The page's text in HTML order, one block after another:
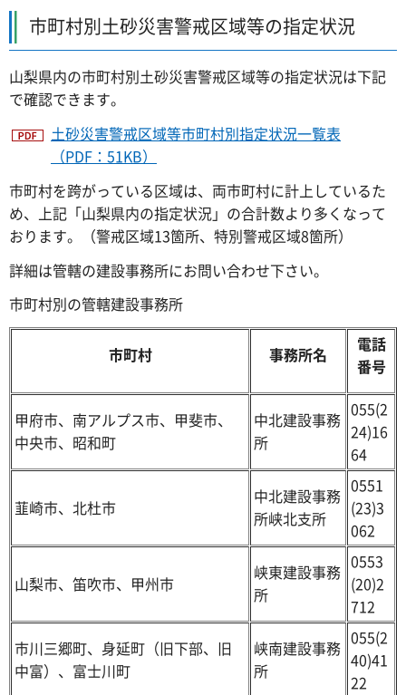
市町村別土砂災害警戒区域等の指定状況
山梨県内の市町村別土砂災害警戒区域等の指定状況は下記
で確認できます。
土砂災害警戒区域等市町村別指定状況一覧表
（PDF：51KB）
市町村を跨がっている区域は、両市町村に計上しているた
め、上記「山梨県内の指定状況」の合計数より多くなって
おります。（警戒区域13箇所、特別警戒区域8箇所）
詳細は管轄の建設事務所にお問い合わせ下さい。
市町村別の管轄建設事務所
市町村 事務所名
電話
番号
甲府市、南アルプス市、甲斐市、
中央市、昭和町
中北建設事務
所
055(2
24)16
64
韮崎市、北杜市
中北建設事務
所峡北支所
0551
(23)3
062
山梨市、笛吹市、甲州市
峡東建設事務
所
0553
(20)2
712
市川三郷町、身延町（旧下部、旧
中富）、富士川町
峡南建設事務
所
055(2
40)41
22